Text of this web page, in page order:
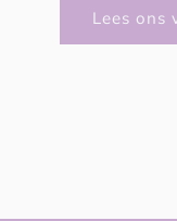
Lees ons